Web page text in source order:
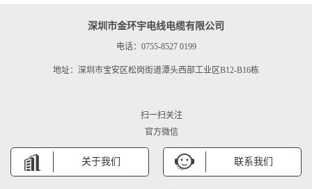
深圳市金环宇电线电缆有限公司
电话：0755-8527 0199
地址：深圳市宝安区松岗街道潭头西部工业区B12-B16栋
扫一扫关注
官方微信
关于我们 联系我们